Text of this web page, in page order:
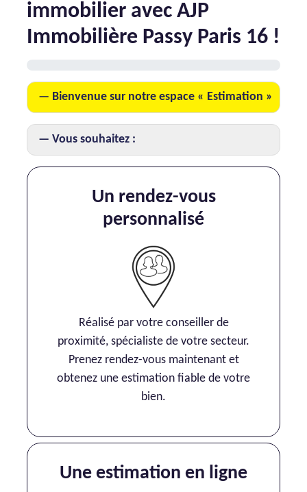
DEVENIR FRANCHISÉ
Service Qualité Clients
immobilier avec AJP
Immobilière Passy Paris 16 !
Bienvenue sur notre espace « Estimation »
Vous souhaitez :
Un rendez-vous
personnalisé
Réalisé par votre conseiller de
proximité, spécialiste de votre secteur.
Prenez rendez-vous maintenant et
obtenez une estimation fiable de votre
bien.
Une estimation en ligne